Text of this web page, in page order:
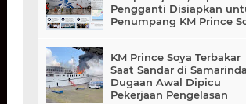
Pengganti Disiapkan
Penumpang KM Prince
KM Prince Soya Terbakar
Saat Sandar di
Dugaan Awal Dipicu
Pekerjaan Pengelasan